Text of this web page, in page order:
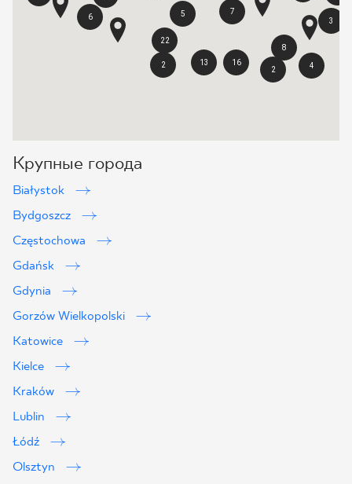
6 3
13
22
8
16
2
7
2
5
4
Крупные города
Białystok
Bydgoszcz
Częstochowa
Gdańsk
Gdynia
Gorzów Wielkopolski
Katowice
Kielce
Kraków
Lublin
Łódź
Olsztyn